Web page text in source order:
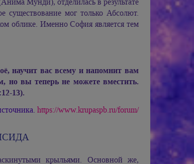
существование мог только Абсолют.
облике. Именно София является тем
научит вас всему и напомнит вам
но вы теперь не можете вместить.
13).
https://www.krupaspb.ru/forum/
крыльями. Основной же,